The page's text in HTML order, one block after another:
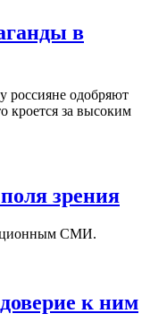
в
россияне одобряют
кроется за высоким
зрения
СМИ.
к ним